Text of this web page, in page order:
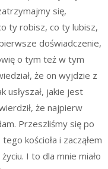
się,
ty robisz, co ty lubisz,
doświadczenie,
o tym też w tym
że on wyjdzie z
usłyszał, jakie jest
że najpierw
Przeszliśmy się po
kościoła i zacząłem
I to dla mnie miało